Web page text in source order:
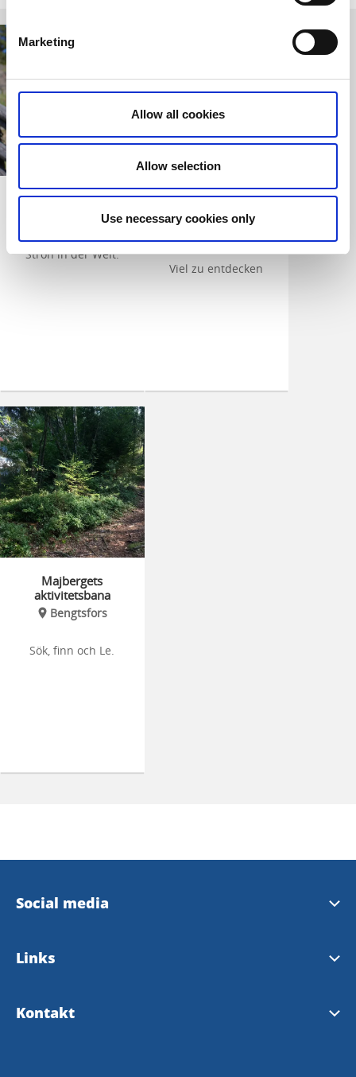
Marketing
Allow all cookies
Allow selection
Use necessary cookies only
HALMENS HUS
Bengtsfors
Stroh in der Welt.
Lysetjärn
Wanderweg
Viel zu entdecken
Majbergets
aktivitetsbana
Bengtsfors
Sök, finn och Le.
Social media
Instagram Touristinformation
Links
Gemeinde Bengtsfors
Kontakt